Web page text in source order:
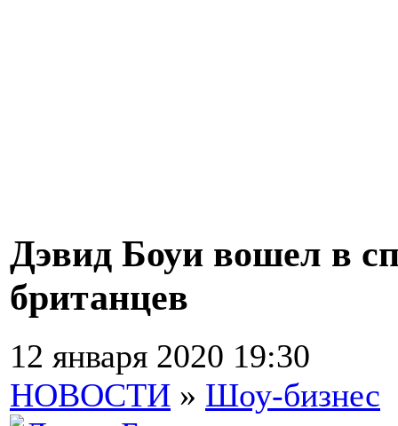
Дэвид Боуи вошел в
британцев
12 января 2020 19:30
НОВОСТИ » Шоу-бизнес